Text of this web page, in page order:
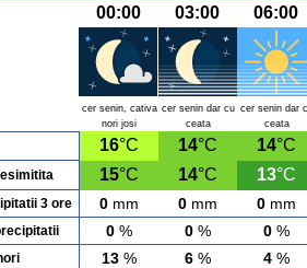
00:00 03:00 06:00
cer senin, cativa
nori josi
cer senin dar cu
ceata
cer senin dar
ceata
16°C 14°C 14°C
15°C 14°C 13°C
3 ore 0mm 0mm 0mm
0% 0% 0%
13% 6% 4%